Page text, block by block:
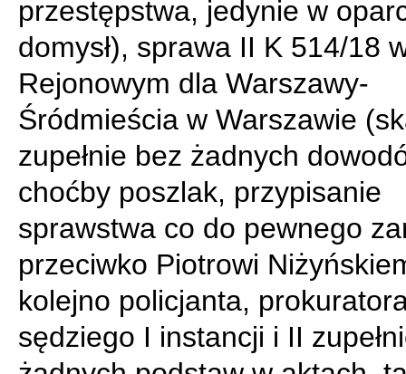
przestępstwa, jedynie w
domysł), sprawa II K 514/18
Rejonowym dla Warszawy-
Śródmieścia w Warszawie
zupełnie bez żadnych
choćby poszlak, przypisanie
sprawstwa co do pewnego
przeciwko Piotrowi
kolejno policjanta,
sędziego I instancji i II